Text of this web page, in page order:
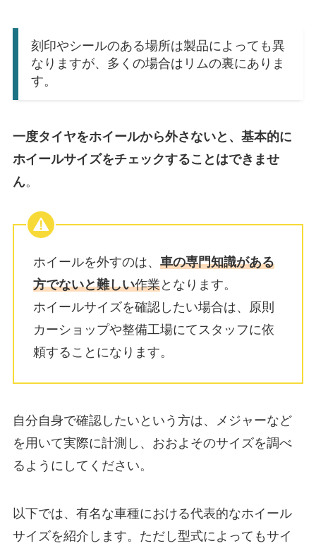
刻印やシールのある場所は製品によっても異
なりますが、多くの場合はリムの裏にありま
す。
一度タイヤをホイールから外さないと、基本的に
ホイールサイズをチェックすることはできませ
ん。
ホイールを外すのは、 車の専門知識がある
方でないと難しい作業となります。
ホイールサイズを確認したい場合は、原則
カーショップや整備工場にてスタッフに依
頼することになります。
自分自身で確認したいという方は、メジャーなど
を用いて実際に計測し、おおよそのサイズを調べ
るようにしてください。
以下では、有名な車種における代表的なホイール
サイズを紹介します。ただし型式によってもサイ